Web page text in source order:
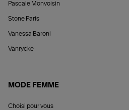
Pascale Monvoisin
Stone Paris
Vanessa Baroni
Vanrycke
MODE FEMME
Choisi pour vous